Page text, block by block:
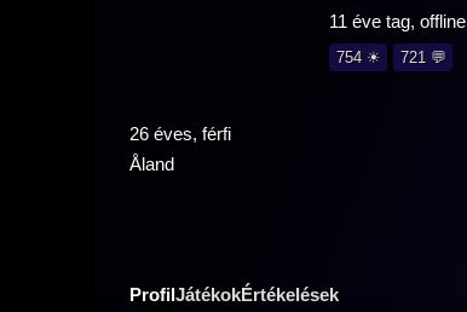
11 éve tag, offline
754 ☀ 721 💬
26 éves, férfi
Åland
ProfilJátékokÉrtékelések